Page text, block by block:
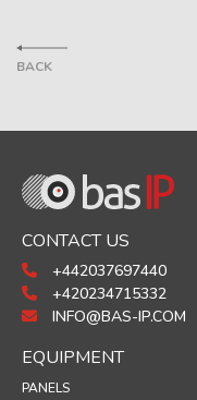
BACK
CONTACT US
+442037697440
+420234715332
INFO@BAS-IP.COM
EQUIPMENT
PANELS